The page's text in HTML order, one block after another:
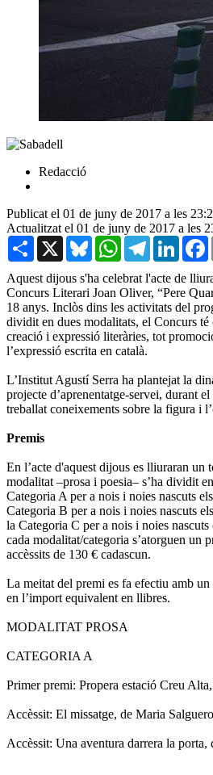
Redacció
Publicat el 01 de juny de 2017 a les
Actualitzat el 01 de juny de 2017 a les
Share X BlueskyWhatsAppTelegram
Aquest dijous s'ha celebrat l'acte de
Concurs Literari Joan Oliver, “Pere
18 anys. Inclòs dins les activitats del
dividit en dues modalitats, el Concurs
creació i expressió literàries, tot
l’expressió escrita en català.
L’Institut Agustí Serra ha plantejat la
projecte d’aprenentatge-servei, durant
treballat coneixements sobre la figura i
Premis
En l’acte d'aquest dijous es lliuraran un
modalitat –prosa i poesia– s’ha dividit
Categoria A per a nois i noies nascuts
Categoria B per a nois i noies nascuts
la Categoria C per a nois i noies
cada modalitat/categoria s’atorguen un
accèssits de 130 € cadascun.
La meitat del premi es fa efectiu amb
en l’import equivalent en llibres.
MODALITAT PROSA
CATEGORIA A
Primer premi: Propera estació Creu
Accèssit: El missatge, de Maria
Accèssit: Una aventura darrera la porta,